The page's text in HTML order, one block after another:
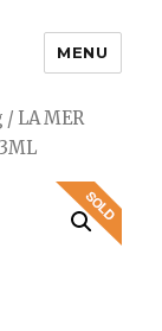
MENU
/ LA MER